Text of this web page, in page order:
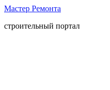
Мастер Ремонта
строительный портал